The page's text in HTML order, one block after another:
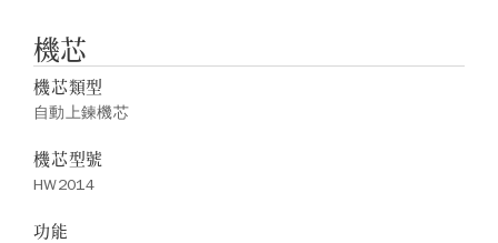
機芯
機芯類型
自動上鍊機芯
機芯型號
HW2014
功能